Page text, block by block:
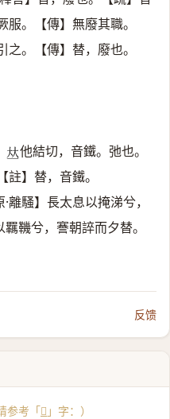
服。【傳】無廢其職。
之。【傳】替，廢也。
𠀤他結切，音鐵。弛也。
註】替，音鐵。
離騷】長太息以掩涕兮，
鞿兮，謇朝誶而夕替。
反馈
参考「𤾕 」字：）